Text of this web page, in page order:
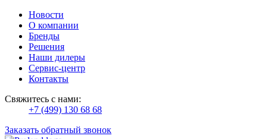
Новости
О компании
Бренды
Решения
Наши дилеры
Сервис-центр
Контакты
Свяжитесь с нами:
+7 (499) 130 68 68
Заказать обратный звонок